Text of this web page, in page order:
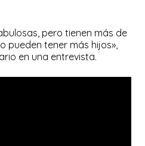
pero tienen más de
pueden tener más hijos»,
en una entrevista.